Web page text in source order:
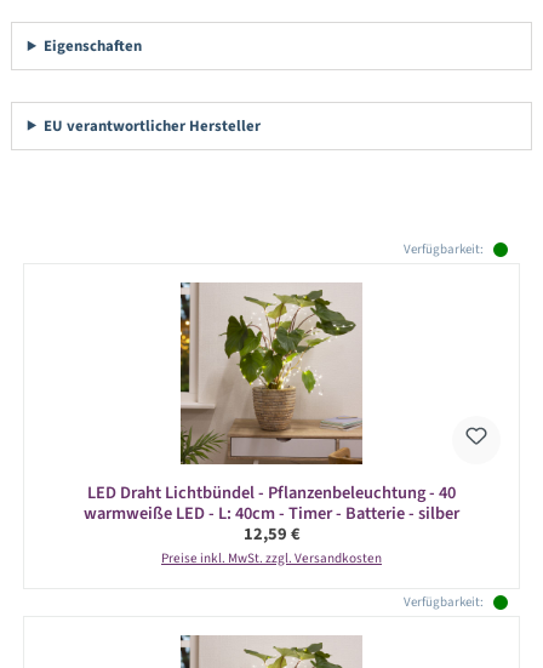
Eigenschaften
EU verantwortlicher Hersteller
Verfügbarkeit:
LED Draht Lichtbündel - Pflanzenbeleuchtung - 40
warmweiße LED - L: 40cm - Timer - Batterie - silber
Regulärer Preis:
12,59 €
Preise inkl. MwSt. zzgl. Versandkosten
Verfügbarkeit: